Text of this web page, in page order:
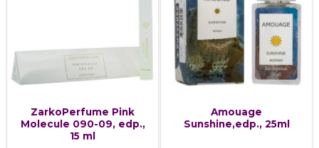
ZarkoPerfume Pink
Molecule 090-09, edp.,
15 ml
Amouage
Sunshine,edp., 25ml